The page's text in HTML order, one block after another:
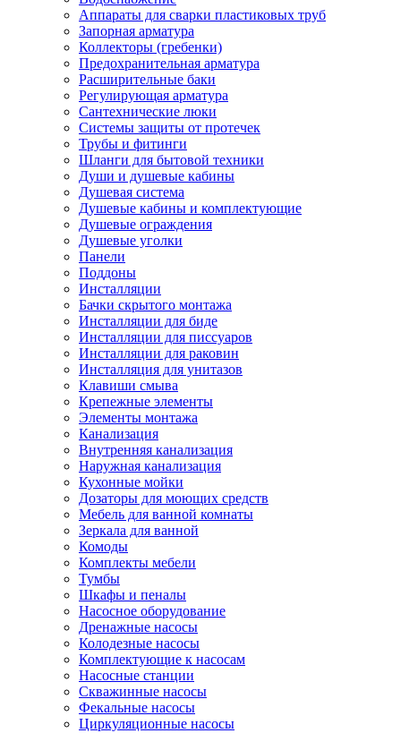
Аппараты для сварки пластиковых труб
Запорная арматура
Коллекторы (гребенки)
Предохранительная арматура
Расширительные баки
Регулирующая арматура
Сантехнические люки
Системы защиты от протечек
Трубы и фитинги
Шланги для бытовой техники
Души и душевые кабины
Душевая система
Душевые кабины и комплектующие
Душевые ограждения
Душевые уголки
Панели
Поддоны
Инсталляции
Бачки скрытого монтажа
Инсталляции для биде
Инсталляции для писсуаров
Инсталляции для раковин
Инсталляция для унитазов
Клавиши смыва
Крепежные элементы
Элементы монтажа
Канализация
Внутренняя канализация
Наружная канализация
Кухонные мойки
Дозаторы для моющих средств
Мебель для ванной комнаты
Зеркала для ванной
Комоды
Комплекты мебели
Тумбы
Шкафы и пеналы
Насосное оборудование
Дренажные насосы
Колодезные насосы
Комплектующие к насосам
Насосные станции
Скважинные насосы
Фекальные насосы
Циркуляционные насосы